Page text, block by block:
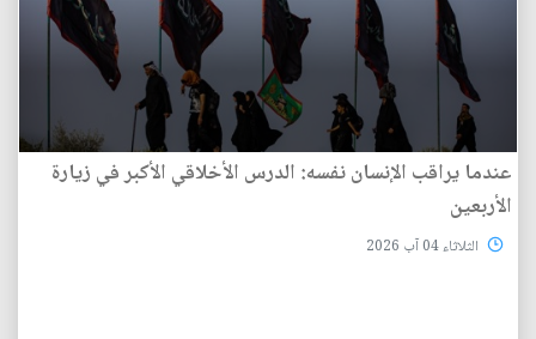
عندما يراقب الإنسان نفسه: الدرس الأخلاقي الأكبر في زيارة
الأربعين
الثلاثاء 04 آب 2026